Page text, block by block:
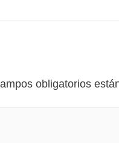
obligatorios